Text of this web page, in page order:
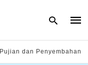
Pujian dan Penyembahan